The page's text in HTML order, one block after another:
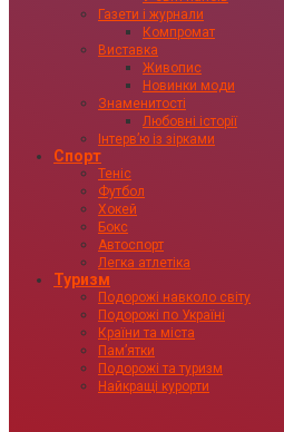
Газети і журнали
Компромат
Виставка
Живопис
Новинки моди
Знаменитості
Любовні історії
Інтервʼю із зірками
Спорт
Теніс
Футбол
Хокей
Бокс
Автоспорт
Легка атлетіка
Туризм
Подорожі навколо світу
Подорожі по Україні
Країни та міста
Пам’ятки
Подорожі та туризм
Найкращі курорти